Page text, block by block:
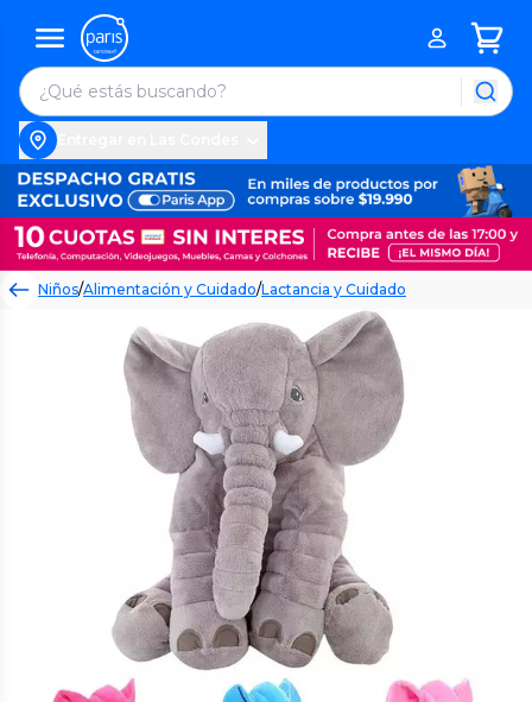
Niños/Alimentación y Cuidado/Lactancia y Cuidado